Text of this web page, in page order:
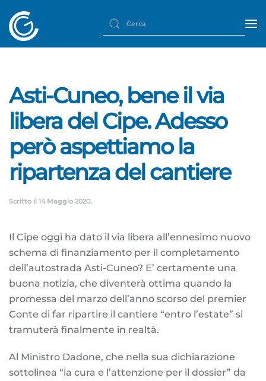
Asti-Cuneo, bene il via
libera del Cipe. Adesso
però aspettiamo la
ripartenza del cantiere
Scritto il 14 Maggio 2020.
Il Cipe oggi ha dato il via libera all’ennesimo nuovo
schema di finanziamento per il completamento
dell’autostrada Asti-Cuneo? E’ certamente una
buona notizia, che diventerà ottima quando la
promessa del marzo dell’anno scorso del premier
Conte di far ripartire il cantiere “entro l’estate” si
tramuterà finalmente in realtà.
Al Ministro Dadone, che nella sua dichiarazione
sottolinea “la cura e l’attenzione per il dossier” da